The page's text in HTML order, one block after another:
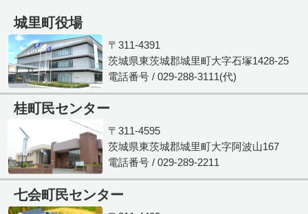
城里町役場
〒311-4391
茨城県東茨城郡城里町大字石塚1428-25
電話番号 / 029-288-3111(代)
桂町民センター
〒311-4595
茨城県東茨城郡城里町大字阿波山167
電話番号 / 029-289-2211
七会町民センター